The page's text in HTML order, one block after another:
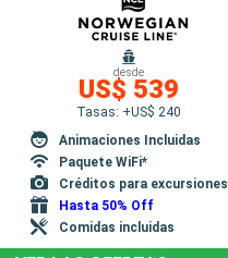
desde
US$ 539
Tasas: +US$ 240
Animaciones Incluidas
Paquete WiFi*
Créditos para excursiones
Hasta 50% Off
Comidas incluidas